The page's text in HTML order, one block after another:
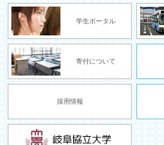
学生ポータル
寄付について
採用情報